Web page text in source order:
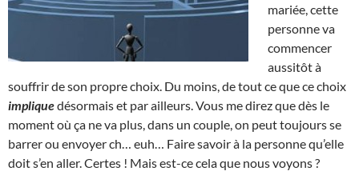
mariée, cette
personne va
commencer
aussitôt à
souffrir de son propre choix. Du moins, de tout ce que ce choix
impliquedésormais et par ailleurs. Vous me direz que dès le
moment où ça ne va plus, dans un couple, on peut toujours se
barrer ou envoyer ch… euh… Faire savoir à la personne qu’elle
doit s’en aller. Certes ! Mais est-ce cela que nous voyons ?